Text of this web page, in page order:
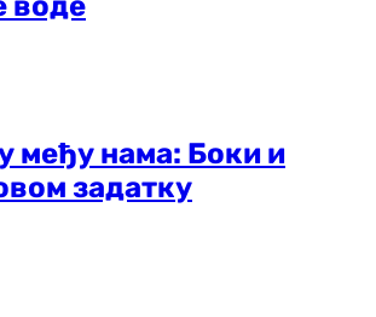
међу нама: Боки и
задатку